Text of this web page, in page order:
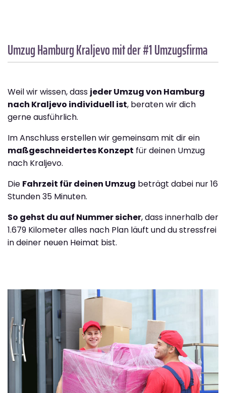
Umzug HamburgKraljevomit der #1 Umzugsfirma
Weil wir wissen, dass jeder Umzug von Hamburg
nach Kraljevo individuell ist, beraten wir dich
gerne ausführlich.
Im Anschluss erstellen wir gemeinsam mit dir ein
maßgeschneidertes Konzept für deinen Umzug
nach Kraljevo.
Die Fahrzeit für deinen Umzug beträgt dabei nur 16
Stunden 35 Minuten.
So gehst du auf Nummer sicher, dass innerhalb der
1.679 Kilometer alles nach Plan läuft und du stressfrei
in deiner neuen Heimat bist.